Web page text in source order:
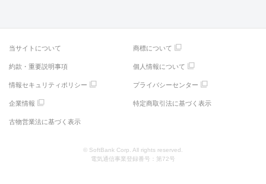
当サイトについて 商標について
約款・重要説明事項 個人情報について
情報セキュリティポリシー プライバシーセンター
企業情報 特定商取引法に基づく表示
古物営業法に基づく表示
© SoftBank Corp. All rights reserved.
電気通信事業登録番号：第72号